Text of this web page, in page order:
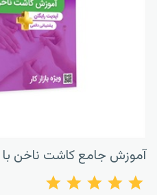
آموزش جامع کاشت ناخن با